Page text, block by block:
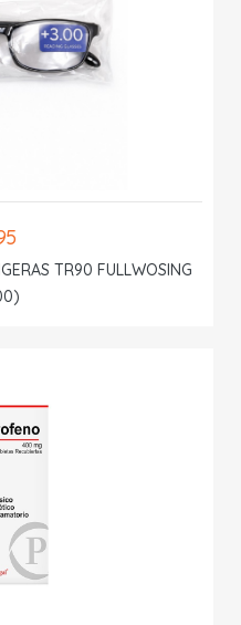
TR90 FULLWOSING